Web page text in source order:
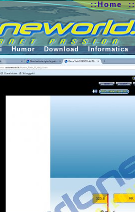
::Home
Humor Download Informatica